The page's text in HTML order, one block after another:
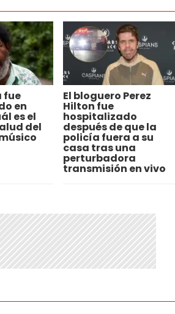
fue
en
es el
del
El bloguero Perez
Hilton fue
hospitalizado
después de que la
policía fuera a su
casa tras una
perturbadora
transmisión en vivo